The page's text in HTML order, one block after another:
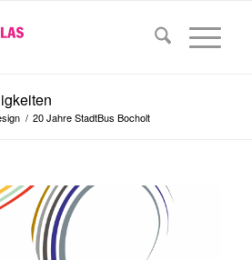
/ 20 Jahre StadtBus Bocholt